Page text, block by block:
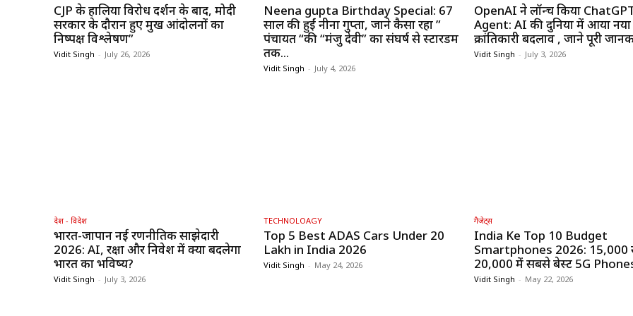
CJP के हालिया विरोध प्रदर्शन के बाद, मोदी
सरकार के दौरान हुए प्रमुख आंदोलनों का
निष्पक्ष विश्लेषण”
Vidit Singh - July 26, 2026
Neena gupta Birthday Special: 67
साल की हुईं नीना गुप्ता, जाने कैसा रहा ”
पंचायत “की “मंजु देवी” का संघर्ष से स्टारडम
तक...
Vidit Singh - July 4, 2026
OpenAI ने लॉन्च किया
Agent: AI की दुनिया में आया नया
क्रांतिकारी बदलाव , जाने पूरी
Vidit Singh - July 3, 2026
देश - विदेश
भारत-जापान नई रणनीतिक साझेदारी
2026: AI, रक्षा और निवेश में क्या बदलेगा
भारत का भविष्य?
Vidit Singh - July 3, 2026
TECHNOLOAGY
Top 5 Best ADAS Cars Under ₹20
Lakh in India 2026
Vidit Singh - May 24, 2026
गैजेट्स
India Ke Top 10 Budget
Smartphones 2026: ₹15,000
₹20,000 में सबसे बेस्ट 5G
Vidit Singh - May 22, 2026